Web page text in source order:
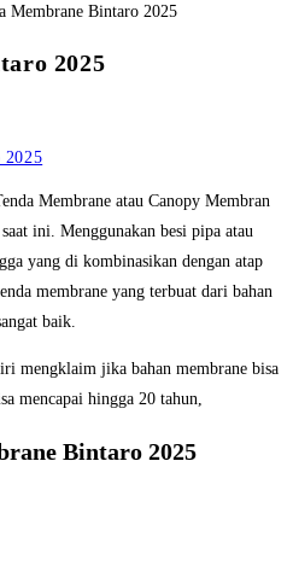
2025
2025
Membrane atau Canopy Membran
ini. Menggunakan besi pipa atau
yang di kombinasikan dengan atap
membrane yang terbuat dari bahan
baik.
mengklaim jika bahan membrane bisa
mencapai hingga 20 tahun,
Bintaro 2025